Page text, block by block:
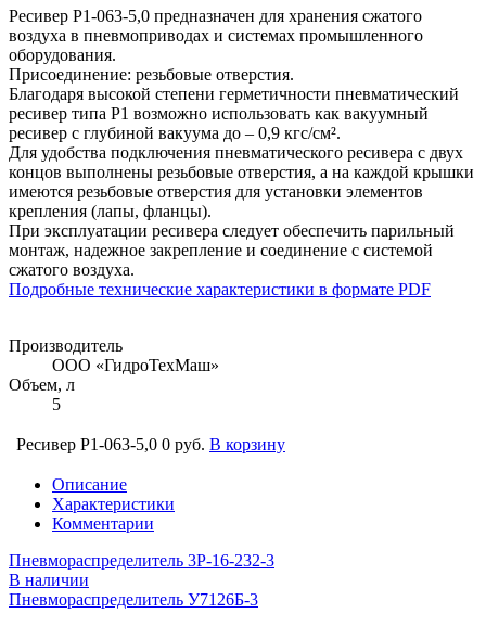
Ресивер Р1-063-5,0 предназначен для хранения сжатого
воздуха в пневмоприводах и системах промышленного
оборудования.
Присоединение: резьбовые отверстия.
Благодаря высокой степени герметичности пневматический
ресивер типа Р1 возможно использовать как вакуумный
ресивер с глубиной вакуума до – 0,9 кгс/см².
Для удобства подключения пневматического ресивера с двух
концов выполнены резьбовые отверстия, а на каждой крышки
имеются резьбовые отверстия для установки элементов
крепления (лапы, фланцы).
При эксплуатации ресивера следует обеспечить парильный
монтаж, надежное закрепление и соединение с системой
сжатого воздуха.
Подробные технические характеристики в формате PDF
Производитель
ООО «ГидроТехМаш»
Объем, л
5
Ресивер Р1-063-5,0 0 руб. В корзину
Описание
Характеристики
Комментарии
Пневмораспределитель 3Р-16-232-3
В наличии
Пневмораспределитель У7126Б-3